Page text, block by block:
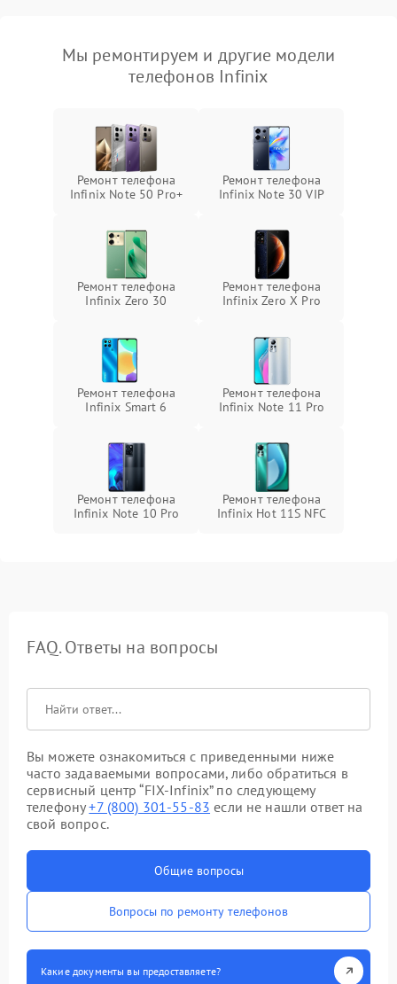
Мы ремонтируем и другие модели
телефонов Infinix
Ремонт телефона
Infinix Note 50 Pro+
Ремонт телефона
Infinix Note 30 VIP
Ремонт телефона
Infinix Zero 30
Ремонт телефона
Infinix Zero X Pro
Ремонт телефона
Infinix Smart 6
Ремонт телефона
Infinix Note 11 Pro
Ремонт телефона
Infinix Note 10 Pro
Ремонт телефона
Infinix Hot 11S NFC
FAQ. Ответы на вопросы
Вы можете ознакомиться с приведенными ниже
часто задаваемыми вопросами, либо обратиться в
сервисный центр “FIX-Infinix” по следующему
телефону+7 (800) 301-55-83 если не нашли ответ на
свой вопрос.
Общие вопросы
Вопросы по ремонту телефонов
Какие документы вы предоставляете?